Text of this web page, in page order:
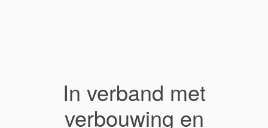
In verband met
verbouwing en